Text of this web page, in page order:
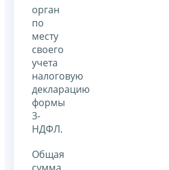
орган
по
месту
своего
учета
налоговую
декларацию
формы
3-
НДФЛ.
Общая